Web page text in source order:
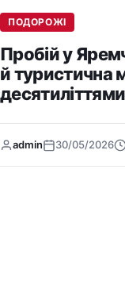
ПОДОРОЖІ
Пробій у
й туристична
десятиліттями
admin 30/05/2026